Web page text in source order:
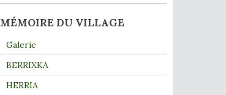
MÉMOIRE DU VILLAGE
Galerie
BERRIXKA
HERRIA